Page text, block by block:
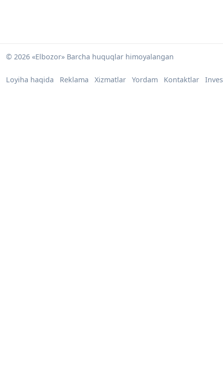
© 2026 «Elbozor» Barcha huquqlar himoyalangan
Loyiha haqida Reklama Xizmatlar Yordam Kontaktlar